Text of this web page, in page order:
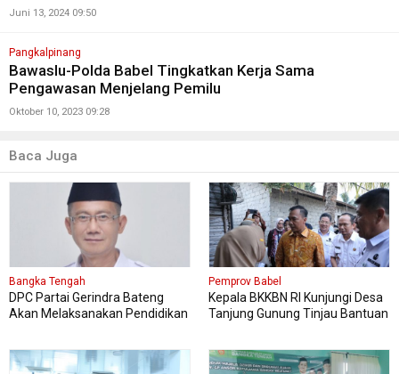
Juni 13, 2024 09:50
Pangkalpinang
Bawaslu-Polda Babel Tingkatkan Kerja Sama
Pengawasan Menjelang Pemilu
Oktober 10, 2023 09:28
Baca Juga
Bangka Tengah
DPC Partai Gerindra Bateng
Akan Melaksanakan Pendidikan
Pemprov Babel
Kepala BKKBN RI Kunjungi Desa
Tanjung Gunung Tinjau Bantuan